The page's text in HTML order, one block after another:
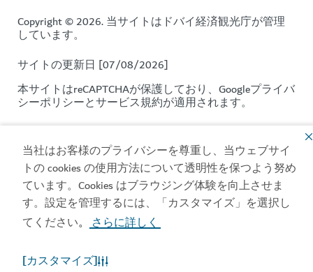
当社はお客様のプライバシーを尊重し、当ウェブサイ
トの cookies の使用方法について透明性を保つよう努め
ています。Cookies はブラウジング体験を向上させま
す。設定を管理するには、「カスタマイズ」を選択し
てください。 さらに詳しく
[カスタマイズ]
Copyright © 2026. 当サイトはドバイ経済観光庁が管理
しています。
サイトの更新日 [07/08/2026]
本サイトはreCAPTCHAが保護しており、Googleプライバ
シーポリシーとサービス規約が適用されます。